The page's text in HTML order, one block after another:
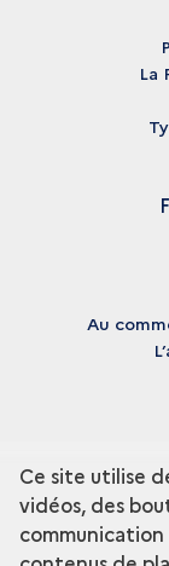
La
Au
Ce site utilise
vidéos, des
communication